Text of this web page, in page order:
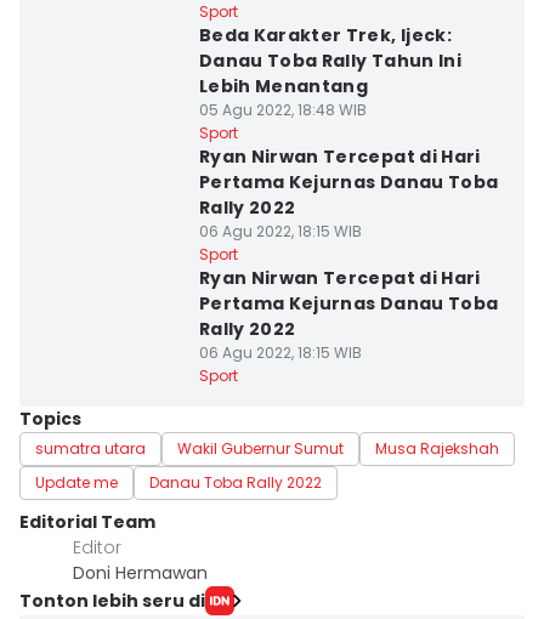
Sport
Beda Karakter Trek, Ijeck:
Danau Toba Rally Tahun Ini
Lebih Menantang
05 Agu 2022, 18:48 WIB
Sport
Ryan Nirwan Tercepat di Hari
Pertama Kejurnas Danau Toba
Rally 2022
06 Agu 2022, 18:15 WIB
Sport
Ryan Nirwan Tercepat di Hari
Pertama Kejurnas Danau Toba
Rally 2022
06 Agu 2022, 18:15 WIB
Sport
Topics
sumatra utara Wakil Gubernur Sumut
Musa Rajekshah
Update me
Danau Toba Rally 2022
Editorial Team
Editor
Doni Hermawan
Tonton lebih seru di